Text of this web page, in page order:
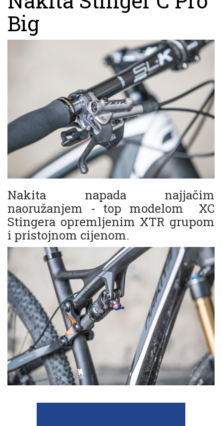
Big
Nakita napada najjačim
naoružanjem - top modelom XC
Stingera opremljenim XTR grupom
i pristojnom cijenom.